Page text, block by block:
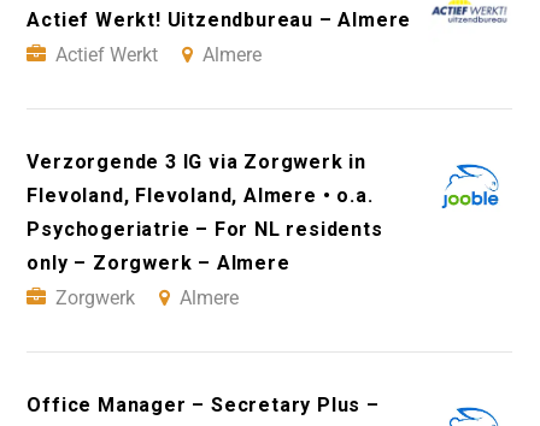
Actief Werkt! Uitzendbureau – Almere
Actief Werkt
Almere
Verzorgende 3 IG via Zorgwerk in
Flevoland, Flevoland, Almere • o.a.
Psychogeriatrie – For NL residents
only – Zorgwerk – Almere
Zorgwerk
Almere
Office Manager – Secretary Plus –